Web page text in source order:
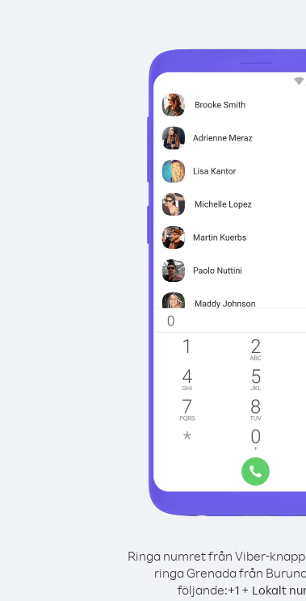
Ringa numret från Viber-
ringa Grenada från
följande:+1+ Lokalt